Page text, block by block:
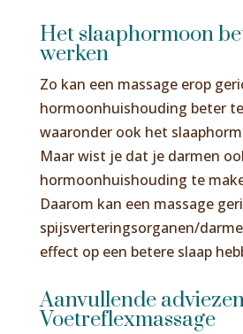
Het slaaphormoon
werken
Zo kan een massage erop
hormoonhuishouding beter
waaronder ook het
Maar wist je dat je darmen
hormoonhuishouding te
Daarom kan een massage
spijsverteringsorganen/
effect op een betere slaap
Aanvullende
Voetreflexmassage